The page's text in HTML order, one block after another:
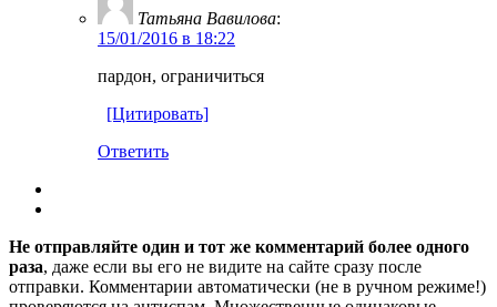
Татьяна Вавилова:
15/01/2016 в 18:22
пардон, ограничиться
[Цитировать]
Ответить
Не отправляйте один и тот же комментарий более одного
раза, даже если вы его не видите на сайте сразу после
отправки. Комментарии автоматически (не в ручном режиме!)